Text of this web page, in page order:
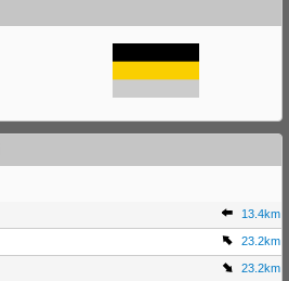
13.4km
23.2km
23.2km